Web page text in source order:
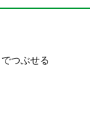
つぶせる